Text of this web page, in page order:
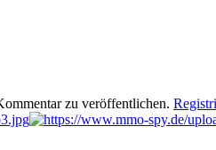
zu veröffentlichen.